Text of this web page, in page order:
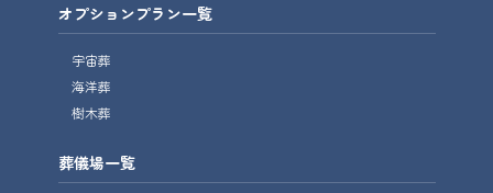
オプションプラン一覧
宇宙葬
海洋葬
樹木葬
葬儀場一覧